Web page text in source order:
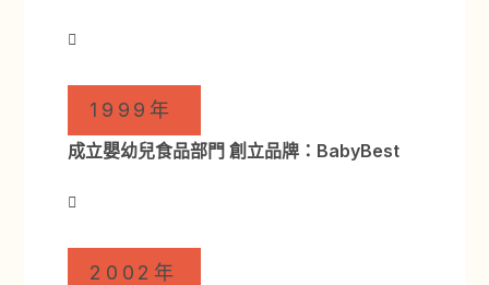
1999年
成立嬰幼兒食品部門 創立品牌：BabyBest
2002年